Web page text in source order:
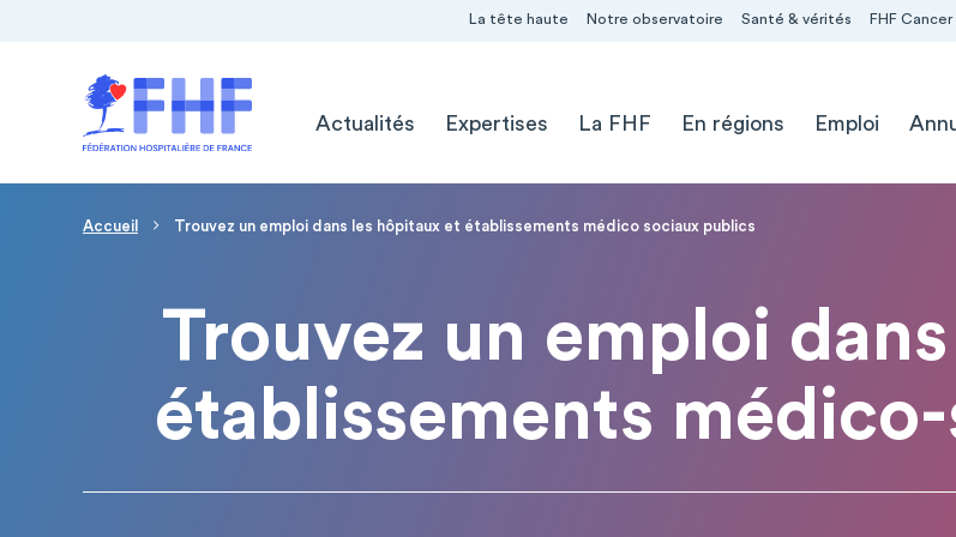
La tête haute Notre observatoire Santé & vérités FHF Cancer
Actualités
Expertises La FHF En régions Emploi
Page d'accueil
Fil d'Ariane
Accueil Trouvez un emploi dans les hôpitaux et établissements médico sociaux publics
Trouvez un emploi
établissements